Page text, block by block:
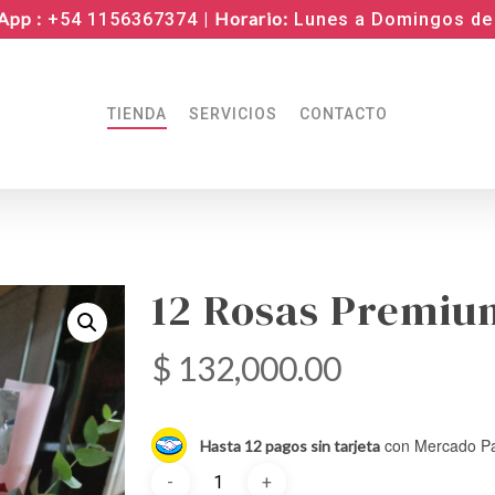
: +54 1156367374 | Horario: Lunes a Domingos
TIENDA SERVICIOS CONTACTO
12 Rosas
$ 132,000.00
Hasta 12 pagos sin tarjetacon Mercado